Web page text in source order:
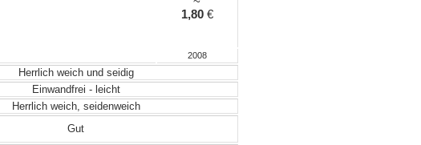
1,80€
2008
Herrlich weich und seidig
Einwandfrei - leicht
Herrlich weich, seidenweich
Gut